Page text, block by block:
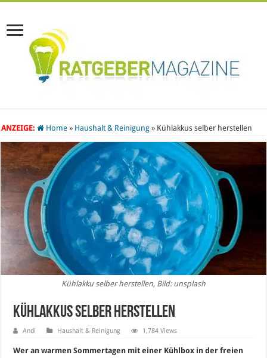
ANZEIGE: Home » Haushalt & Reinigung » Kühlakkus selber herstellen
Kühlakku selber herstellen, Bild: unsplash
Kühlakkus selber herstellen
Andi Haushalt & Reinigung 1,784 Views
Wer an warmen Sommertagen mit einer Kühlbox in der freien